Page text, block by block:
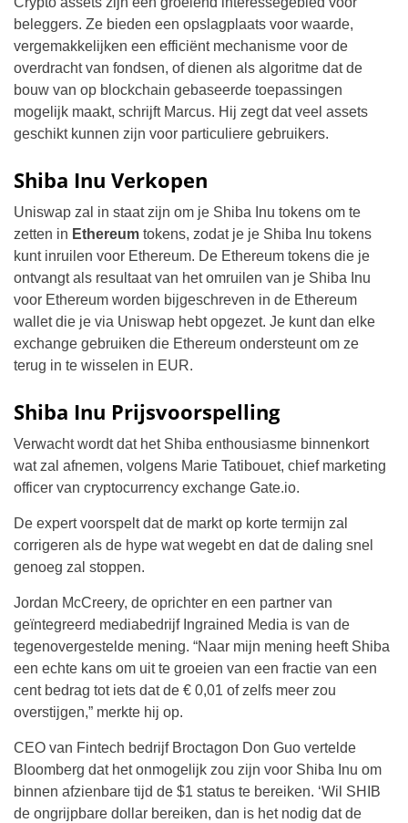
beleggers. Ze bieden een opslagplaats voor waarde,
vergemakkelijken een efficiënt mechanisme voor de
overdracht van fondsen, of dienen als algoritme dat de
bouw van op blockchain gebaseerde toepassingen
mogelijk maakt, schrijft Marcus. Hij zegt dat veel assets
geschikt kunnen zijn voor particuliere gebruikers.
Shiba Inu Verkopen
Uniswap zal in staat zijn om je Shiba Inu tokens om te
zetten in Ethereum tokens, zodat je je Shiba Inu tokens
kunt inruilen voor Ethereum. De Ethereum tokens die je
ontvangt als resultaat van het omruilen van je Shiba Inu
voor Ethereum worden bijgeschreven in de Ethereum
wallet die je via Uniswap hebt opgezet. Je kunt dan elke
exchange gebruiken die Ethereum ondersteunt om ze
terug in te wisselen in EUR.
Shiba Inu Prijsvoorspelling
Verwacht wordt dat het Shiba enthousiasme binnenkort
wat zal afnemen, volgens Marie Tatibouet, chief marketing
officer van cryptocurrency exchange Gate.io.
De expert voorspelt dat de markt op korte termijn zal
corrigeren als de hype wat wegebt en dat de daling snel
genoeg zal stoppen.
Jordan McCreery, de oprichter en een partner van
geïntegreerd mediabedrijf Ingrained Media is van de
tegenovergestelde mening. “Naar mijn mening heeft Shiba
een echte kans om uit te groeien van een fractie van een
cent bedrag tot iets dat de € 0,01 of zelfs meer zou
overstijgen,” merkte hij op.
CEO van Fintech bedrijf Broctagon Don Guo vertelde
Bloomberg dat het onmogelijk zou zijn voor Shiba Inu om
binnen afzienbare tijd de $1 status te bereiken. ‘Wil SHIB
de ongrijpbare dollar bereiken, dan is het nodig dat de